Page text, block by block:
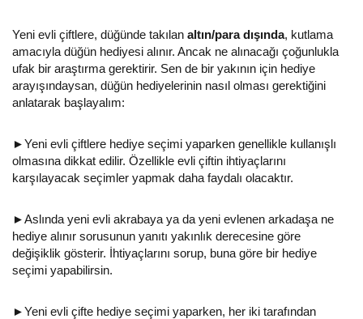
Yeni evli çiftlere, düğünde takılan altın/para dışında, kutlama
amacıyla düğün hediyesi alınır. Ancak ne alınacağı çoğunlukla
ufak bir araştırma gerektirir. Sen de bir yakının için hediye
arayışındaysan, düğün hediyelerinin nasıl olması gerektiğini
anlatarak başlayalım:
►Yeni evli çiftlere hediye seçimi yaparken genellikle kullanışlı
olmasına dikkat edilir. Özellikle evli çiftin ihtiyaçlarını
karşılayacak seçimler yapmak daha faydalı olacaktır.
►Aslında yeni evli akrabaya ya da yeni evlenen arkadaşa ne
hediye alınır sorusunun yanıtı yakınlık derecesine göre
değişiklik gösterir. İhtiyaçlarını sorup, buna göre bir hediye
seçimi yapabilirsin.
►Yeni evli çifte hediye seçimi yaparken, her iki tarafından